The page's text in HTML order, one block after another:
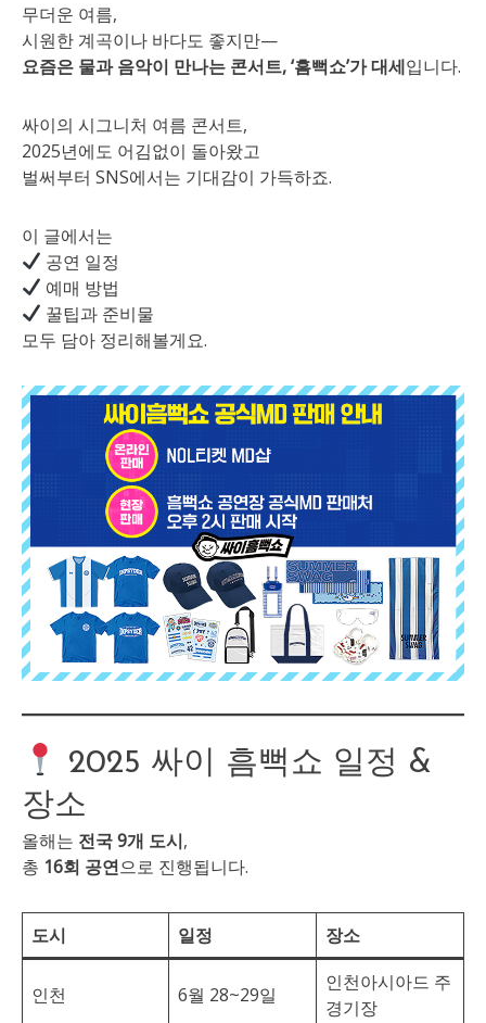
무더운 여름,
시원한 계곡이나 바다도 좋지만—
요즘은 물과 음악이 만나는 콘서트, ‘흠뻑쇼’가 대세입니다.
싸이의 시그니처 여름 콘서트,
2025년에도 어김없이 돌아왔고
벌써부터 SNS에서는 기대감이 가득하죠.
이 글에서는
공연 일정
예매 방법
꿀팁과 준비물
모두 담아 정리해볼게요.
2025 싸이 흠뻑쇼 일정 &
장소
올해는 전국 9개 도시,
총 16회 공연으로 진행됩니다.
도시 일정 장소
인천 6월 28~29일
인천아시아드 주
경기장